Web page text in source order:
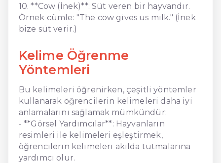
10. **Cow (İnek)**: Süt veren bir hayvandır.
Örnek cümle: "The cow gives us milk." (İnek
bize süt verir.)
Kelime Öğrenme
Yöntemleri
Bu kelimeleri öğrenirken, çeşitli yöntemler
kullanarak öğrencilerin kelimeleri daha iyi
anlamalarını sağlamak mümkündür:
- **Görsel Yardımcılar**: Hayvanların
resimleri ile kelimeleri eşleştirmek,
öğrencilerin kelimeleri akılda tutmalarına
yardımcı olur.